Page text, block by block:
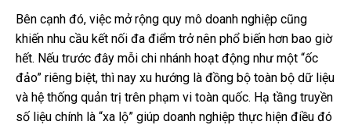
Bên cạnh đó, việc mở rộng quy mô doanh nghiệp cũng
khiến nhu cầu kết nối đa điểm trở nên phổ biến hơn bao giờ
hết. Nếu trước đây mỗi chi nhánh hoạt động như một “ốc
đảo” riêng biệt, thì nay xu hướng là đồng bộ toàn bộ dữ liệu
và hệ thống quản trị trên phạm vi toàn quốc. Hạ tầng truyền
số liệu chính là “xa lộ” giúp doanh nghiệp thực hiện điều đó